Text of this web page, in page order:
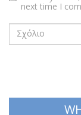
next time I